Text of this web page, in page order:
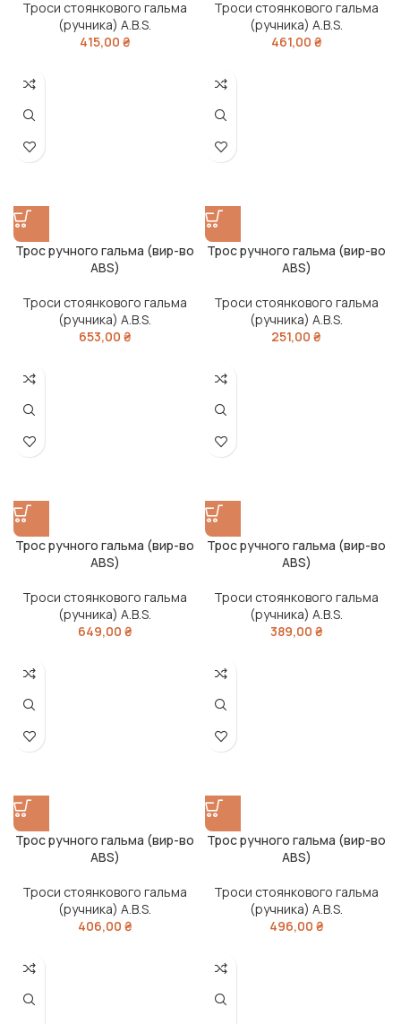
Троси стоянкового гальма
(ручника) A.B.S.
415,00 ₴
Троси стоянкового гальма
(ручника) A.B.S.
461,00 ₴
Трос ручного гальма (вир-во
ABS)
Троси стоянкового гальма
(ручника) A.B.S.
653,00 ₴
Трос ручного гальма (вир-во
ABS)
Троси стоянкового гальма
(ручника) A.B.S.
251,00 ₴
Трос ручного гальма (вир-во
ABS)
Троси стоянкового гальма
(ручника) A.B.S.
649,00 ₴
Трос ручного гальма (вир-во
ABS)
Троси стоянкового гальма
(ручника) A.B.S.
389,00 ₴
Трос ручного гальма (вир-во
ABS)
Троси стоянкового гальма
(ручника) A.B.S.
406,00 ₴
Трос ручного гальма (вир-во
ABS)
Троси стоянкового гальма
(ручника) A.B.S.
496,00 ₴